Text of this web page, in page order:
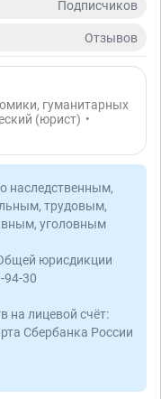
Подписчиков
Отзывов
гуманитарных
(юрист) •
наследственным,
трудовым,
уголовным
юрисдикции
94-30
на лицевой счёт:
Сбербанка России